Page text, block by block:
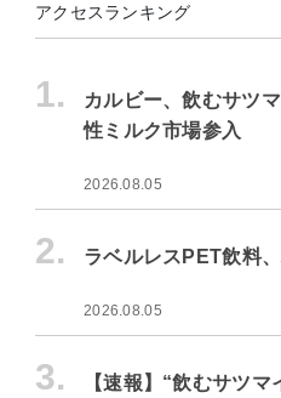
アクセスランキング
1.
カルビー、飲むサツ
性ミルク市場参入
2026.08.05
2. ラベルレスPET飲料
2026.08.05
3.
【速報】“飲むサツ